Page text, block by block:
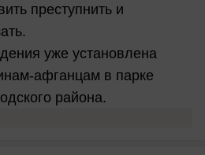
преступнить и
уже установлена
афганцам в парке
района.